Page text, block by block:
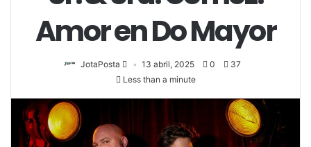
Amor en Do Mayor
JotaPosta 13 abril, 2025 0
37
Less than a minute